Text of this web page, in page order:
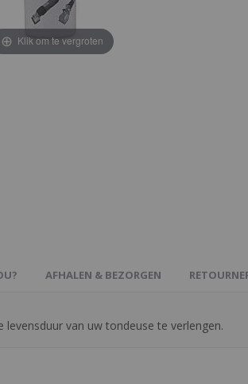
Klik om te vergroten
levensduur van uw tondeuse te verlengen.
AFHALEN & BEZORGEN